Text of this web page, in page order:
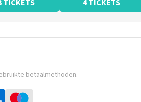
TICKETS 4 TICKETS
betaalmethoden.